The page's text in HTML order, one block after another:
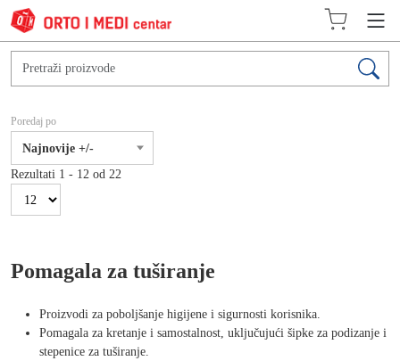
Poredaj po
Najnovije +/-
Rezultati 1 - 12 od 22
Pomagala za tuširanje
Proizvodi za poboljšanje higijene i sigurnosti korisnika.
Pomagala za kretanje i samostalnost, uključujući šipke za podizanje i
stepenice za tuširanje.